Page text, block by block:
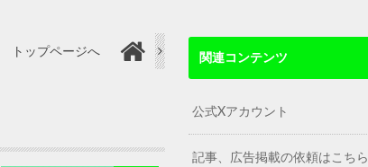
トップページへ 関連コンテンツ
公式Xアカウント
記事、広告掲載の依頼はこちら